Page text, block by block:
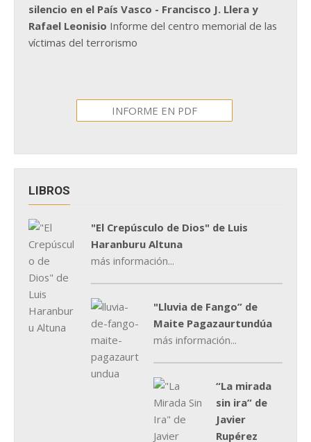
silencio en el País Vasco - Francisco J. Llera y
Rafael Leonisio Informe del centro memorial de las
víctimas del terrorismo
INFORME EN PDF
LIBROS
"El Crepúsculo de Dios" de Luis
Haranburu Altuna
más información...
"Lluvia de Fango” de
Maite Pagazaurtundúa
más información...
“La mirada
sin ira” de
Javier
Rupérez